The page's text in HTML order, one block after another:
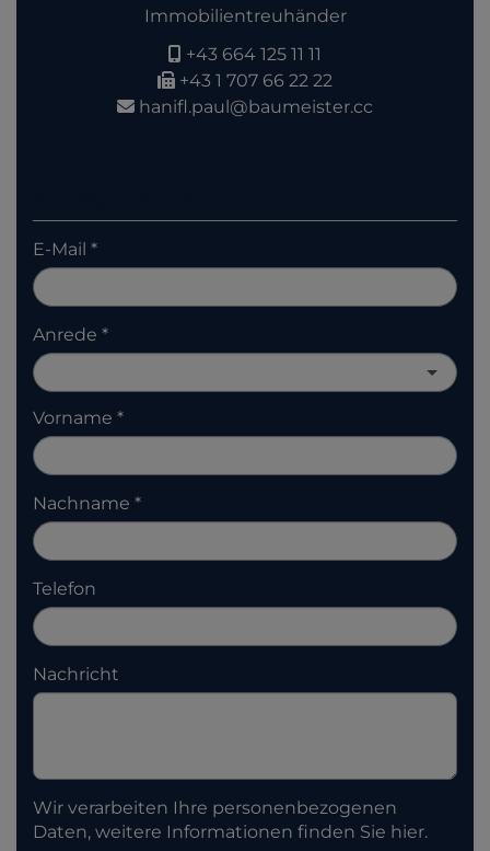
Immobilientreuhänder
+43 664 125 11 11
+43 1 707 66 22 22
hanifl.paul@baumeister.cc
E-Mail
Anrede
Vorname
Nachname
Telefon
Nachricht
Wir verarbeiten Ihre personenbezogenen
Daten, weitere Informationen finden Sie hier.